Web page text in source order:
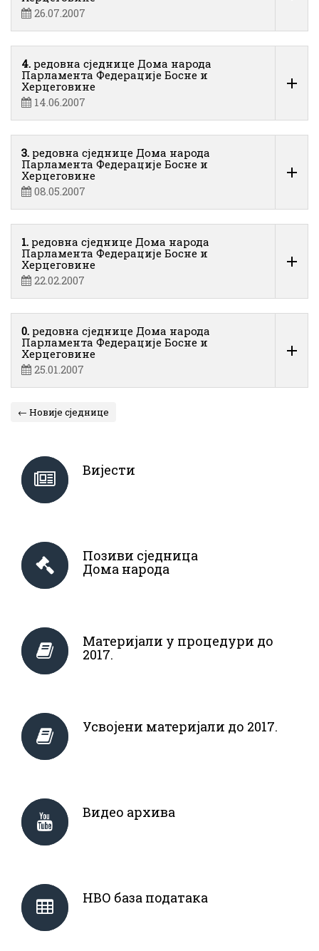
26.07.2007
4. редовна сједнице Дома народа
Парламента Федерације Босне и
Херцеговине
14.06.2007
3. редовна сједнице Дома народа
Парламента Федерације Босне и
Херцеговине
08.05.2007
1. редовна сједнице Дома народа
Парламента Федерације Босне и
Херцеговине
22.02.2007
0. редовна сједнице Дома народа
Парламента Федерације Босне и
Херцеговине
25.01.2007
← Новије сједнице
Вијести
Позиви сједница
Дома народа
Материјали у процедури до
2017.
Усвојени материјали до 2017.
Видео архива
НВО база података